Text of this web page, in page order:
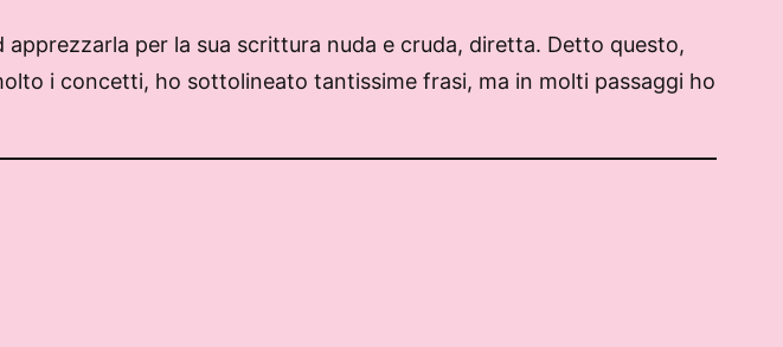
per la sua scrittura nuda e cruda, diretta. Detto questo,
i concetti, ho sottolineato tantissime frasi, ma in molti passaggi ho